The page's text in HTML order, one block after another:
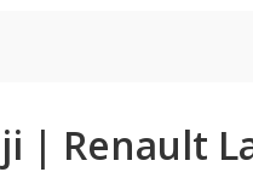
| Renault